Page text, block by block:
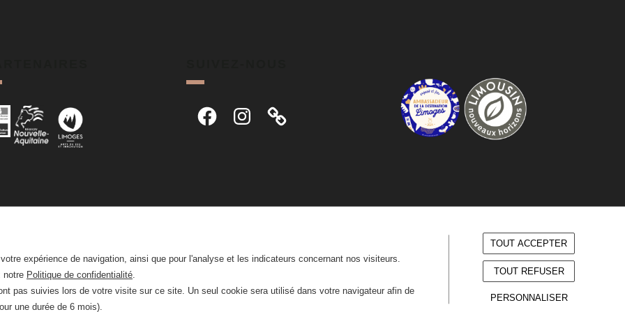
FacebookInstagram
expérience de navigation, ainsi que pour l'analyse et les indicateurs concernant nos visiteurs.
notre Politique de confidentialité.
pas suivies lors de votre visite sur ce site. Un seul cookie sera utilisé dans votre navigateur afin de
une durée de 6 mois).
TOUT ACCEPTER
TOUT REFUSER
PERSONNALISER